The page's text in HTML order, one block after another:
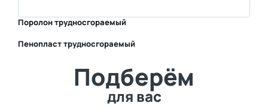
Поролон трудносгораемый
Пенопласт трудносгораемый
Подберём
для вас